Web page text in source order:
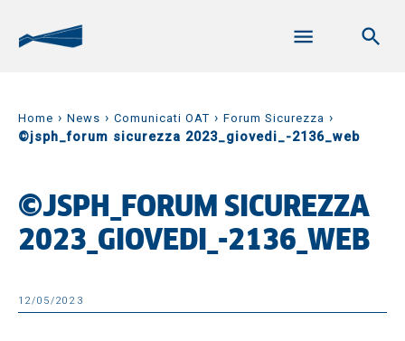
Home › News › Comunicati OAT › Forum Sicurezza ›
©jsph_forum sicurezza 2023_giovedi_-2136_web
©JSPH_FORUM SICUREZZA
2023_GIOVEDI_-2136_WEB
12/05/2023